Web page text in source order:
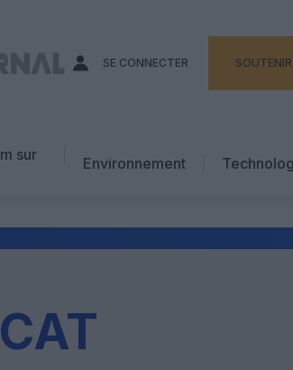
SE CONNECTER
sur
Environnement